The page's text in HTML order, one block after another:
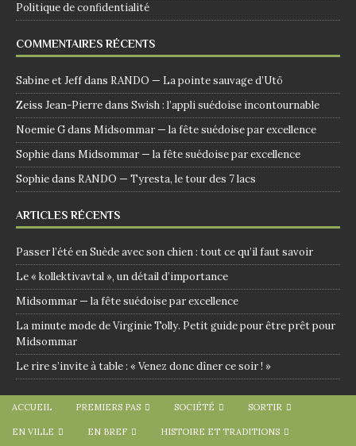
Politique de confidentialité
COMMENTAIRES RÉCENTS
Sabine et Jeffdans RANDO — La pointe sauvage d’Utö
Zeiss Jean-Pierredans Swish : l’appli suédoise incontournable
Noemie Gdans Midsommar — la fête suédoise par excellence
Sophiedans Midsommar — la fête suédoise par excellence
Sophiedans RANDO — Tyresta, le tour des 7 lacs
ARTICLES RÉCENTS
Passer l’été en Suède avec son chien : tout ce qu’il faut savoir
Le « kollektivavtal », un détail d’importance
Midsommar — la fête suédoise par excellence
La minute mode de Virginie Tolly. Petit guide pour être prêt pour
Midsommar
Le rire s’invite à table : « Venez donc dîner ce soir ! »
ACCUEIL PREMIERS PAS SOCIÉTÉ SORTIR
EN VILLE EN BREF HISTOIRE ET TRADITIONS